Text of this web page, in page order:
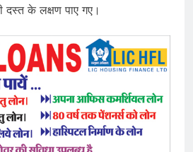
दस्त के लक्षण पाए गए।